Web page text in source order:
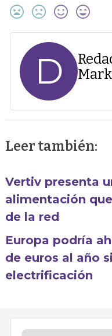
D
Leer también:
Vertiv presenta
alimentación
de la red
Europa podría
de euros al año
electrificación